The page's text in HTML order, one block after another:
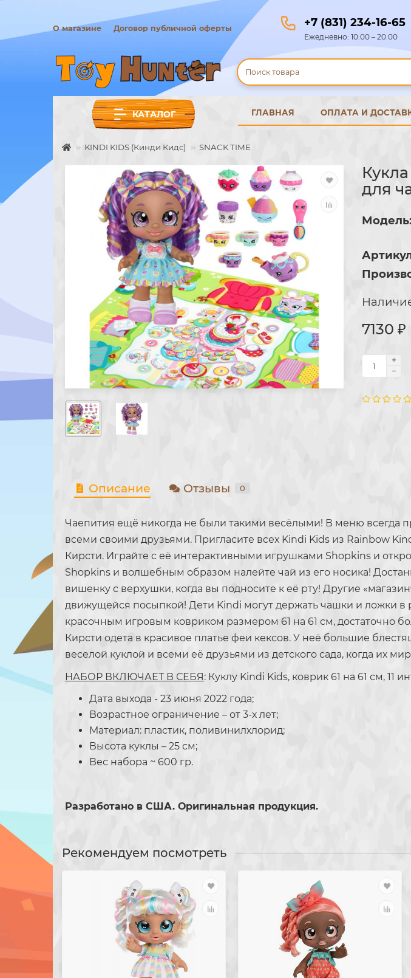
+7 (831) 234-16-65
Ежедневно: 10:00 – 20.00
О магазине Договор публичной оферты
КАТАЛОГ ГЛАВНАЯ ОПЛАТА И
KINDI KIDS (Кинди Кидс) SNACK TIME
для
Модель:
7130 ₽
Описание Отзывы 0
Чаепития ещё никогда не были такими весёлыми! В меню всегда
всеми своими друзьями. Пригласите всех Kindi Kids из Rainbow
Кирсти. Играйте с её интерактивными игрушками Shopkins и
Shopkins и волшебным образом налейте чай из его носика!
вишенку с верхушки, когда вы подносите к её рту! Другие
движущейся посыпкой! Дети Kindi могут держать чашки и ложки в
красочным игровым ковриком размером 61 на 61 см, достаточно
Кирсти одета в красивое платье феи кексов. У неё большие
веселой куклой и всеми её друзьями из детского сада, когда их
НАБОР ВКЛЮЧАЕТ В СЕБЯ: Куклу Kindi Kids, коврик 61 на 61 см, 11
Дата выхода - 23 июня 2022 года;
Возрастное ограничение – от 3-х лет;
Материал: пластик, поливинилхлорид;
Высота куклы – 25 см;
Вес набора ~ 600 гр.
Разработано в США. Оригинальная продукция.
Рекомендуем посмотреть